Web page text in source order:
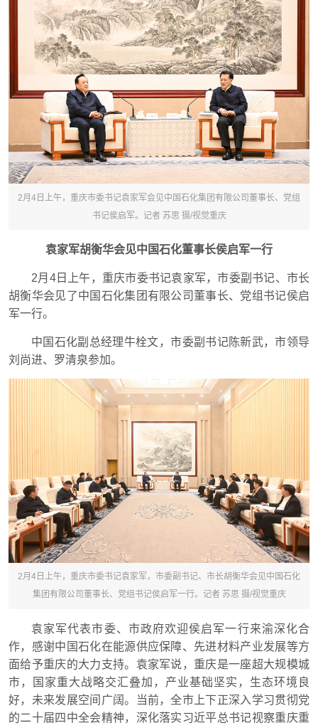
2月4日上午，重庆市委书记袁家军会见中国石化集团有限公司董事长、党组
书记侯启军。记者 苏思 摄/视觉重庆
袁家军胡衡华会见中国石化董事长侯启军一行
2月4日上午，重庆市委书记袁家军，市委副书记、市长
胡衡华会见了中国石化集团有限公司董事长、党组书记侯启
军一行。
中国石化副总经理牛栓文，市委副书记陈新武，市领导
刘尚进、罗清泉参加。
2月4日上午，重庆市委书记袁家军，市委副书记、市长胡衡华会见中国石化
集团有限公司董事长、党组书记侯启军一行。记者 苏思 摄/视觉重庆
袁家军代表市委、市政府欢迎侯启军一行来渝深化合
作，感谢中国石化在能源供应保障、先进材料产业发展等方
面给予重庆的大力支持。袁家军说，重庆是一座超大规模城
市，国家重大战略交汇叠加，产业基础坚实，生态环境良
好，未来发展空间广阔。当前，全市上下正深入学习贯彻党
的二十届四中全会精神，深化落实习近平总书记视察重庆重